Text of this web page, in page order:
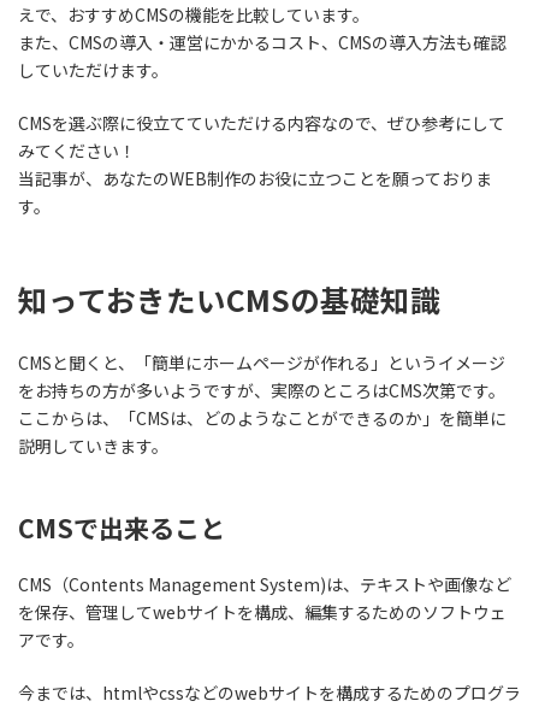
えで、おすすめCMSの機能を比較しています。
また、CMSの導入・運営にかかるコスト、CMSの導入方法も確認
していただけます。
CMSを選ぶ際に役立てていただける内容なので、ぜひ参考にして
みてください！
当記事が、あなたのWEB制作のお役に立つことを願っておりま
す。
知っておきたいCMSの基礎知識
CMSと聞くと、「簡単にホームページが作れる」というイメージ
をお持ちの方が多いようですが、実際のところはCMS次第です。
ここからは、「CMSは、どのようなことができるのか」を簡単に
説明していきます。
CMSで出来ること
CMS（Contents Management System)は、テキストや画像など
を保存、管理してwebサイトを構成、編集するためのソフトウェ
アです。
今までは、htmlやcssなどのwebサイトを構成するためのプログラ